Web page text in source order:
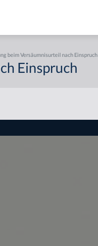
beim Versäumnisurteil nach Einspruch
Einspruch